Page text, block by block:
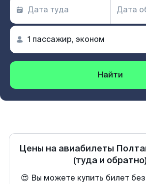
Найти
Цены на авиабилеты
(туда и
😍 Вы можете купить билет